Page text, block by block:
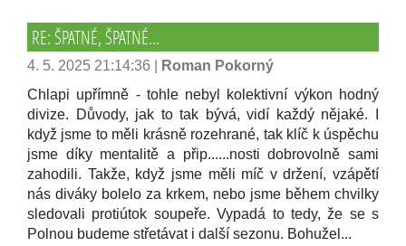
RE: ŠPATNÉ, ŠPATNÉ...
4. 5. 2025 21:14:36
Roman Pokorný
Chlapi upřímně - tohle nebyl kolektivní výkon hodný
divize. Důvody, jak to tak bývá, vidí každý nějaké. I
když jsme to měli krásně rozehrané, tak klíč k úspěchu
jsme díky mentalitě a přip......nosti dobrovolně sami
zahodili. Takže, když jsme měli míč v držení, vzápětí
nás diváky bolelo za krkem, nebo jsme během chvilky
sledovali protiútok soupeře. Vypadá to tedy, že se s
Polnou budeme střetávat i další sezonu. Bohužel...